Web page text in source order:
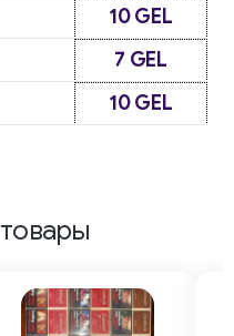
10 GEL
7 GEL
10 GEL